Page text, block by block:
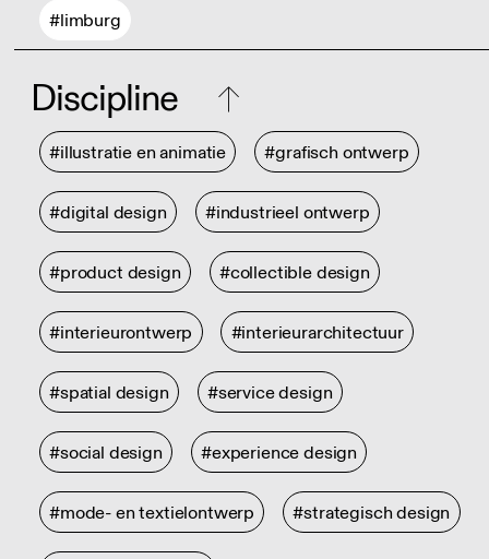
#limburg
Discipline
#illustratie en animatie #grafisch ontwerp
#digital design #industrieel ontwerp
#product design #collectible design
#interieurontwerp #interieurarchitectuur
#spatial design #service design
#social design #experience design
#mode- en textielontwerp #strategisch design